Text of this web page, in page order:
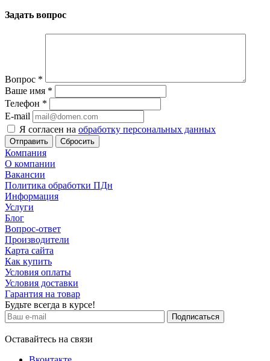
Задать вопрос
Вопрос *
Ваше имя *
Телефон *
E-mail
Я согласен на обработку персональных данных
Сбросить
Компания
О компании
Вакансии
Политика обработки ПДн
Информация
Услуги
Блог
Вопрос-ответ
Производители
Карта сайта
Как купить
Условия оплаты
Условия доставки
Гарантия на товар
Будьте всегда в курсе!
Оставайтесь на связи